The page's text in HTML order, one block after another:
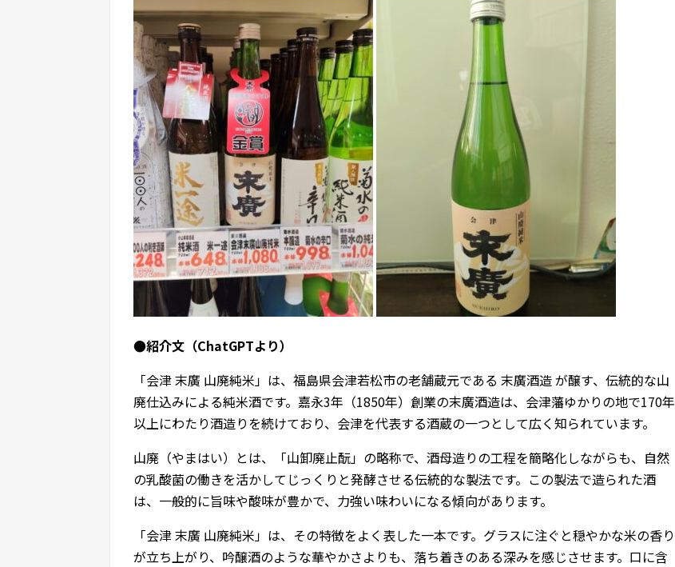
●紹介文（ChatGPTより）
「会津 末廣 山廃純米」は、福島県会津若松市の老舗蔵元である 末廣酒造が醸す、伝統的な山
廃仕込みによる純米酒です。嘉永3年（1850年）創業の末廣酒造は、会津藩ゆかりの地で170年
以上にわたり酒造りを続けており、会津を代表する酒蔵の一つとして広く知られています。
山廃（やまはい）とは、「山卸廃止酛」の略称で、酒母造りの工程を簡略化しながらも、自然
の乳酸菌の働きを活かしてじっくりと発酵させる伝統的な製法です。この製法で造られた酒
は、一般的に旨味や酸味が豊かで、力強い味わいになる傾向があります。
「会津 末廣 山廃純米」は、その特徴をよく表した一本です。グラスに注ぐと穏やかな米の香り
が立ち上がり、吟醸酒のような華やかさよりも、落ち着きのある深みを感じさせます。口に含